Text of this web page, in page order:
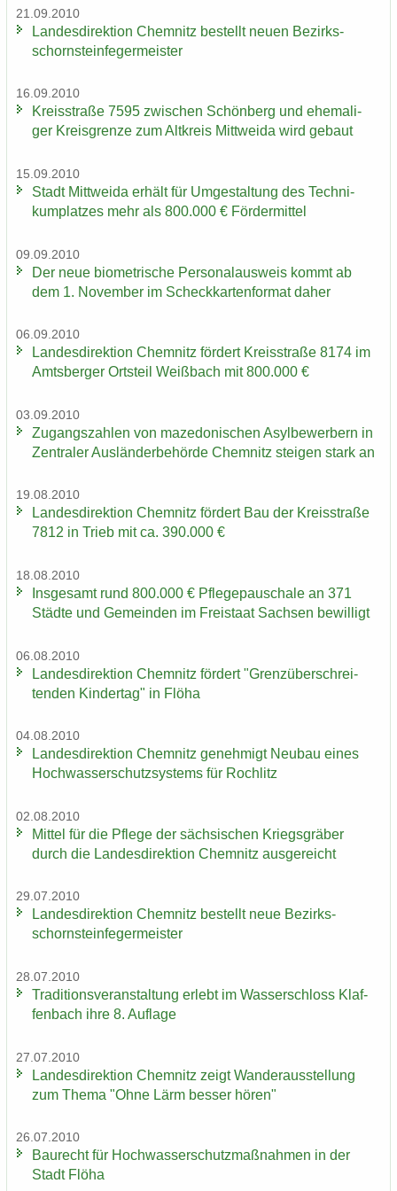
21.09.2010
Lan­des­di­rek­ti­on Chem­nitz be­stellt neuen Be­zirks­
schorn­stein­fe­ger­meis­ter
16.09.2010
Kreis­stra­ße 7595 zwi­schen Schön­berg und ehe­ma­li­
ger Kreis­gren­ze zum Alt­kreis Mitt­wei­da wird ge­baut
15.09.2010
Stadt Mitt­wei­da er­hält für Um­ge­stal­tung des Tech­ni­
kum­plat­zes mehr als 800.000 € För­der­mit­tel
09.09.2010
Der neue bio­me­tri­sche Per­so­nal­aus­weis kommt ab
dem 1. No­vem­ber im Scheck­kar­ten­for­mat daher
06.09.2010
Lan­des­di­rek­ti­on Chem­nitz för­dert Kreis­stra­ße 8174 im
Amts­ber­ger Orts­teil Weiß­bach mit 800.000 €
03.09.2010
Zu­gangs­zah­len von ma­ze­do­ni­schen Asyl­be­wer­bern in
Zen­tra­ler Aus­län­der­be­hör­de Chem­nitz stei­gen stark an
19.08.2010
Lan­des­di­rek­ti­on Chem­nitz för­dert Bau der Kreis­stra­ße
7812 in Trieb mit ca. 390.000 €
18.08.2010
Ins­ge­samt rund 800.000 € Pfle­ge­pau­scha­le an 371
Städ­te und Ge­mein­den im Frei­staat Sach­sen be­wil­ligt
06.08.2010
Lan­des­di­rek­ti­on Chem­nitz för­dert "Grenz­über­schrei­
ten­den Kin­der­tag" in Flöha
04.08.2010
Lan­des­di­rek­ti­on Chem­nitz ge­neh­migt Neu­bau eines
Hoch­was­ser­schutz­sys­tems für Roch­litz
02.08.2010
Mit­tel für die Pfle­ge der säch­si­schen Kriegs­grä­ber
durch die Lan­des­di­rek­ti­on Chem­nitz aus­ge­reicht
29.07.2010
Lan­des­di­rek­ti­on Chem­nitz be­stellt neue Be­zirks­
schorn­stein­fe­ger­meis­ter
28.07.2010
Tra­di­ti­ons­ver­an­stal­tung er­lebt im Was­ser­schloss Klaf­
fen­bach ihre 8. Auf­la­ge
27.07.2010
Lan­des­di­rek­ti­on Chem­nitz zeigt Wan­der­aus­stel­lung
zum Thema "Ohne Lärm bes­ser hören"
26.07.2010
Bau­recht für Hoch­was­ser­schutz­maß­nah­men in der
Stadt Flöha